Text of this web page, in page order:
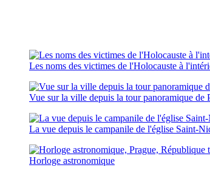
Les noms des victimes de l'Holocauste à
Vue sur la ville depuis la tour panoramique de
La vue depuis le campanile de l'église Saint-
Horloge astronomique